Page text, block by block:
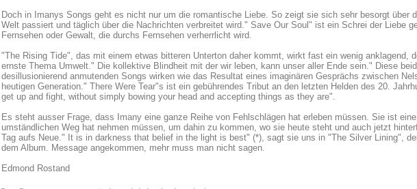
Doch in Imanys Songs geht es nicht nur um die romantische Liebe. So zeigt sie sich sehr besorgt über
Welt passiert und täglich über die Nachrichten verbreitet wird." Save Our Soul" ist ein Schrei der Liebe
Fernsehen oder Gewalt, die durchs Fernsehen verherrlicht wird.
"The Rising Tide", das mit einem etwas bitteren Unterton daher kommt, wirkt fast ein wenig anklagend,
ernste Thema Umwelt." Die kollektive Blindheit mit der wir leben, kann unser aller Ende sein." Diese
desillusionierend anmutenden Songs wirken wie das Resultat eines imaginären Gesprächs zwischen
heutigen Generation." There Were Tear"s ist ein gebührendes Tribut an den letzten Helden des 20.
get up and fight, without simply bowing your head and accepting things as they are".
Es steht ausser Frage, dass Imany eine ganze Reihe von Fehlschlägen hat erleben müssen. Sie ist
umständlichen Weg hat nehmen müssen, um dahin zu kommen, wo sie heute steht und auch jetzt
Tag aufs Neue." It is in darkness that belief in the light is best" (*), sagt sie uns in "The Silver Lining",
dem Album. Message angekommen, mehr muss man nicht sagen.
Edmond Rostand